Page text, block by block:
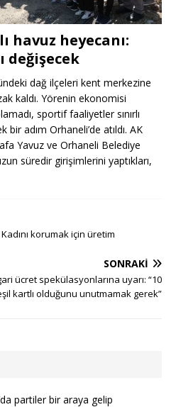
havuz heyecanı:
değişecek
dağ ilçeleri kent merkezine
kaldı. Yörenin ekonomisi
sportif faaliyetler sınırlı
adım Orhaneli’de atıldı. AK
Yavuz ve Orhaneli Belediye
süredir girişimlerini yaptıkları,
korumak için üretim
SONRAKI
ücret spekülasyonlarına uyarı: “10
kartlı olduğunu unutmamak gerek”
partiler bir araya gelip